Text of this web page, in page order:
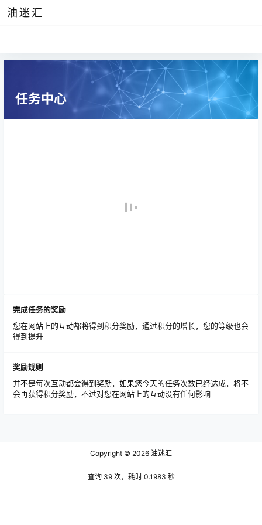
油迷汇
任务中心
完成任务的奖励
您在网站上的互动都将得到积分奖励，通过积分的增长，您的等级也会
得到提升
奖励规则
并不是每次互动都会得到奖励，如果您今天的任务次数已经达成，将不
会再获得积分奖励，不过对您在网站上的互动没有任何影响
Copyright © 2026 油迷汇
查询 39 次，耗时 0.1983 秒